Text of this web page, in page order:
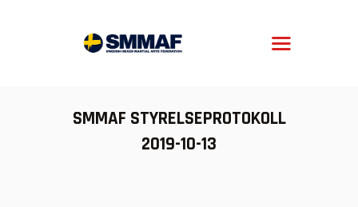
SMMAF STYRELSEPROTOKOLL
2019-10-13
SMMAF